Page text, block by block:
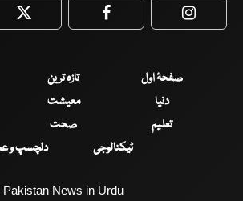
Twitter Facebook
صفحۂ اول تازہ ترین
دنیا
معیشت
تعلیم
صحت
ٹیکنالوجی
دلچسپ و
Pakistan News in Urdu